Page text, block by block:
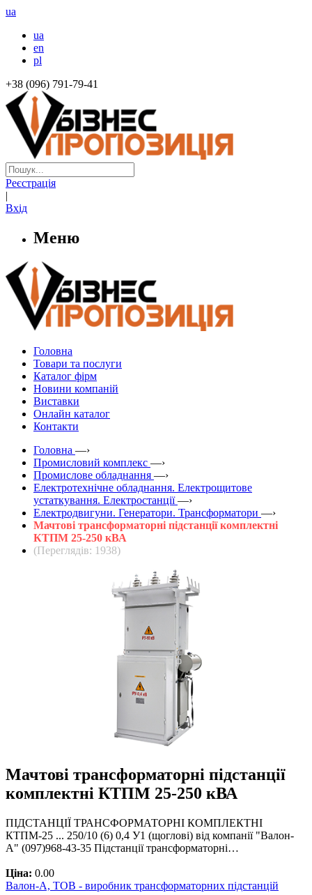
ua
ua
en
pl
+38 (096) 791-79-41
Реєстрація
|
Вхід
Меню
Головна
Товари та послуги
Каталог фірм
Новини компаній
Виставки
Онлайн каталог
Контакти
Головна —›
Промисловий комплекс —›
Промислове обладнання —›
Електротехнічне обладнання. Електрощитове
устаткування. Електростанції —›
Електродвигуни. Генератори. Трансформатори —›
Мачтові трансформаторні підстанції комплектні
КТПМ 25-250 кВА
(Переглядів: 1938)
Мачтові трансформаторні підстанції
комплектні КТПМ 25-250 кВА
ПІДСТАНЦІЇ ТРАНСФОРМАТОРНІ КОМПЛЕКТНІ
КТПМ-25 ... 250/10 (6) 0,4 У1 (щоглові) від компанії "Валон-
А" (097)968-43-35 Підстанції трансформаторні…
Ціна: 0.00
Валон-А, ТОВ - виробник трансформаторних підстанцій